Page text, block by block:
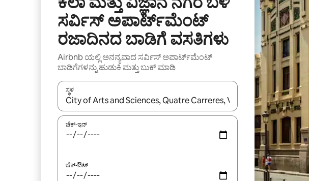
ಸರ್ವಿಸ್ ಅಪಾರ್ಟ್‌ಮೆಂಟ್
ರಜಾದಿನದ ಬಾಡಿಗೆ ವಸತಿಗಳು
Airbnb ಯಲ್ಲಿ ಅನನ್ಯವಾದ ಸರ್ವಿಸ್ ಅಪಾರ್ಟ್‌ಮೆಂಟ್
ಬಾಡಿಗೆಗಳನ್ನು ಹುಡುಕಿ ಮತ್ತು ಬುಕ್ ಮಾಡಿ
ಸ್ಥಳ
ಫಲಿತಾಂಶಗಳು ಲಭ್ಯವಿರುವಾಗ, ಅಪ್ ಮತ್ತು ಡೌನ್ ಬಾಣದ ಕೀಲಿಗಳೊಂದಿಗೆ ನ್ಯಾವಿಗೇಟ್ ಮಾಡಿ
ಚೆಕ್-ಇನ್
ಚೆಕ್-ಔಟ್